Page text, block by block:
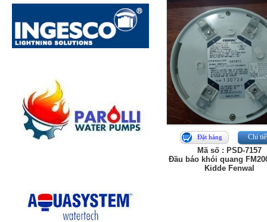
Đặt hàng Chi
Mã số : PSD-7157
Đầu báo khói quang
Kidde Fenwal